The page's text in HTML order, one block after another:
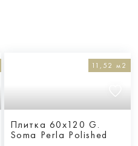
11,52 м2
Плитка 60x120 G.
Soma Perla Polished